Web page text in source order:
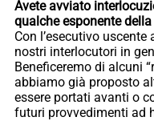
Avete avviato
qualche esponente
Con l’esecutivo
nostri interlocutori in
Beneficeremo di alcuni
abbiamo già proposto
essere portati avanti o
futuri provvedimenti ad